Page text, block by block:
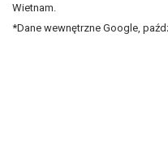
Wietnam.
*Dane wewnętrzne Google,